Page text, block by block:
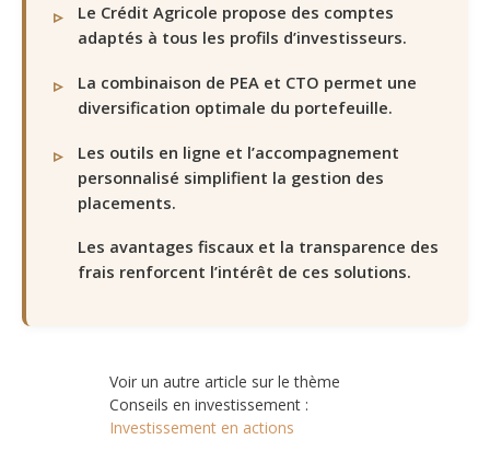
Le Crédit Agricole propose des comptes
adaptés à tous les profils d’investisseurs.
La combinaison de PEA et CTO permet une
diversification optimale du portefeuille.
Les outils en ligne et l’accompagnement
personnalisé simplifient la gestion des
placements.
Les avantages fiscaux et la transparence des
frais renforcent l’intérêt de ces solutions.
Voir un autre article sur le thème
Conseils en investissement :
Investissement en actions